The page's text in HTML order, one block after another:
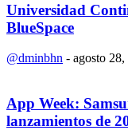
Universidad
BlueSpace
@dminbhn - agosto
App Week:
lanzamientos de